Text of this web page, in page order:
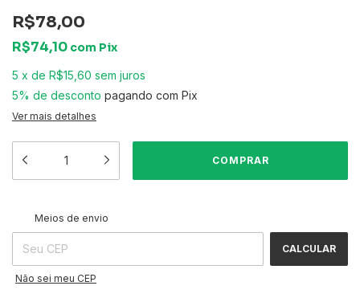
R$78,00
R$74,10 com Pix
5 x de R$15,60 sem juros
5% de desconto pagando com Pix
Ver mais detalhes
Entregas para o CEP:
Meios de envio
CALCULAR
Não sei meu CEP